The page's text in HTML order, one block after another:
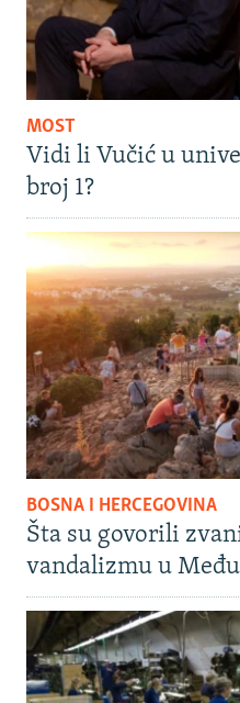
MOST
Vidi li Vučić u
broj 1?
BOSNA I HERCEGOVINA
Šta su govorili
vandalizmu u